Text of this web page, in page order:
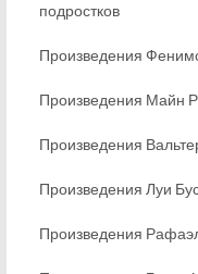
подростков
Произведения
Произведения Майн
Произведения
Произведения Луи
Произведения